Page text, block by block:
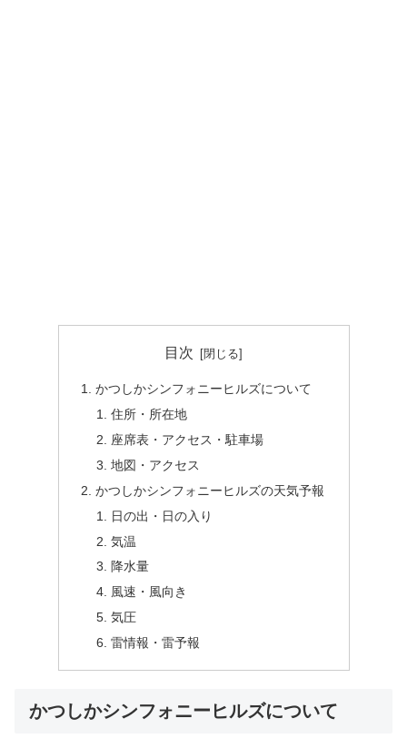
目次
かつしかシンフォニーヒルズについて
住所・所在地
座席表・アクセス・駐車場
地図・アクセス
かつしかシンフォニーヒルズの天気予報
日の出・日の入り
気温
降水量
風速・風向き
気圧
雷情報・雷予報
かつしかシンフォニーヒルズについて